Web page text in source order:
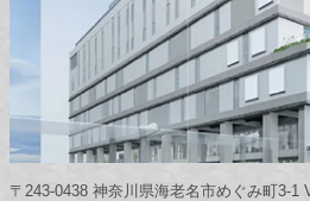
〒243-0438 神奈川県海老名市めぐみ町3-1